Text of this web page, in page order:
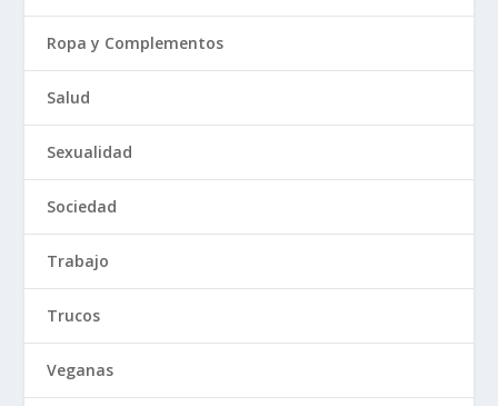
Ropa y Complementos
Salud
Sexualidad
Sociedad
Trabajo
Trucos
Veganas